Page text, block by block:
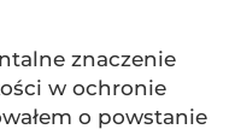
znaczenie
w ochronie
o powstanie